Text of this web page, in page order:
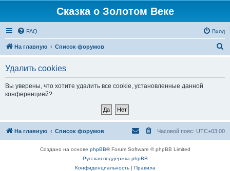
Сказка о Золотом Веке
FAQ Вход
На главную Список форумов
Удалить cookies
Вы уверены, что хотите удалить все cookie, установленные данной
конференцией?
На главную Список форумов Часовой пояс: UTC+03:00
Создано на основе phpBB® Forum Software © phpBB Limited
Русская поддержка phpBB
Конфиденциальность| Правила